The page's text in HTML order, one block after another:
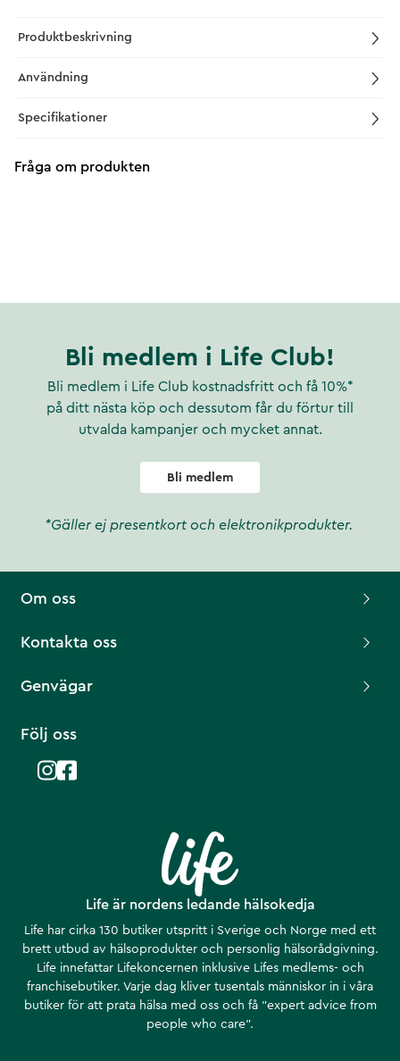
Produktbeskrivning
Användning
Specifikationer
Fråga om produkten
Bli medlem i Life Club!
Bli medlem i Life Club kostnadsfritt och få 10%*
på ditt nästa köp och dessutom får du förtur till
utvalda kampanjer och mycket annat.
Bli medlem
*Gäller ej presentkort och elektronikprodukter.
Life är nordens ledande hälsokedja
Life har cirka 130 butiker utspritt i Sverige och Norge med ett
brett utbud av hälsoprodukter och personlig hälsorådgivning.
Life innefattar Lifekoncernen inklusive Lifes medlems- och
franchisebutiker. Varje dag kliver tusentals människor in i våra
butiker för att prata hälsa med oss och få ”expert advice from
people who care”.
Om oss
Kontakta oss
Genvägar
Följ oss